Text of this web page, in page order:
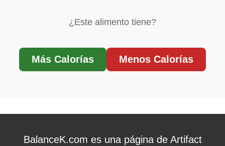
¿Este alimento tiene?
Más Calorías Menos Calorías
BalanceK.com es una página de Artifact